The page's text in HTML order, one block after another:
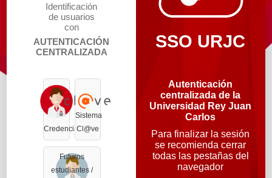
Identificación
de usuarios
con
AUTENTICACIÓN
CENTRALIZADA
Credenciales
Sistema
Cl@ve
Futuros
estudiantes /
SSO URJC
Autenticación
centralizada de la
Universidad Rey Juan
Carlos
Para finalizar la sesión
se recomienda cerrar
todas las pestañas del
navegador